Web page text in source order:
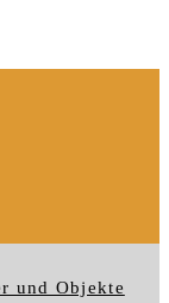
und Objekte